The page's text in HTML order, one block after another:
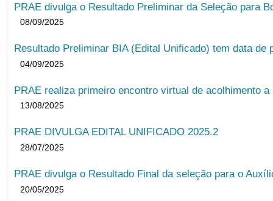
PRAE divulga o Resultado Preliminar da Seleção para
08/09/2025
Resultado Preliminar BIA (Edital Unificado) tem data de
04/09/2025
PRAE realiza primeiro encontro virtual de acolhimento
13/08/2025
PRAE DIVULGA EDITAL UNIFICADO 2025.2
28/07/2025
PRAE divulga o Resultado Final da seleção para o
20/05/2025